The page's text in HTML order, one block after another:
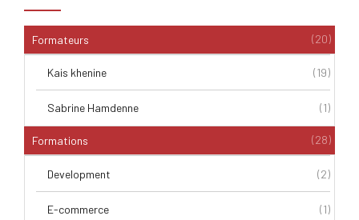
Formateurs (20)
Kais khenine (19)
Sabrine Hamdenne (1)
Formations (28)
Development (2)
E-commerce (1)